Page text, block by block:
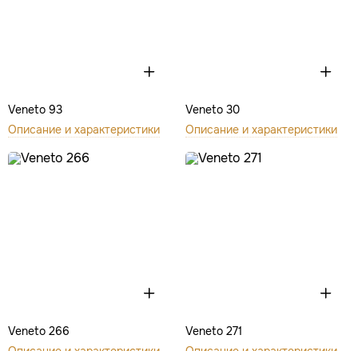
Veneto 93
Описание и характеристики
Veneto 30
Описание и характеристики
Veneto 266
Veneto 271